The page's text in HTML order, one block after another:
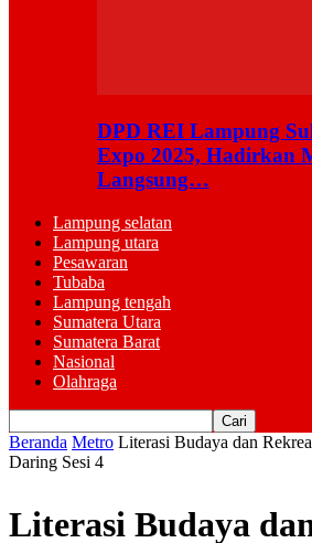
DPD REI Lampung
Expo 2025, Hadirkan
Langsung…
Lampung selatan
Lampung utara
Pesawaran
Tubaba
Lampung tengah
Sumatera Utara
Sumatera Barat
Nasional
Olahraga
Beranda Metro Literasi Budaya dan
Daring Sesi 4
Literasi Budaya